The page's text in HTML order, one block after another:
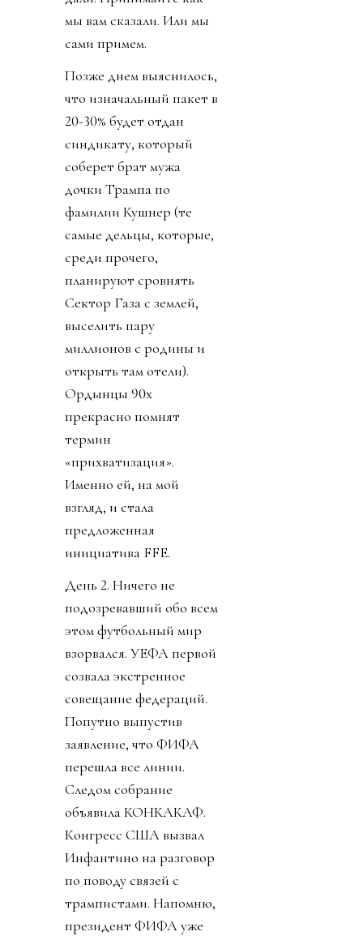
мы вам сказали. Или мы
сами примем.
Позже днем выяснилось,
что изначальный пакет в
20-30% будет отдан
синдикату, который
соберет брат мужа
дочки Трампа по
фамилии Кушнер (те
самые дельцы, которые,
среди прочего,
планируют сровнять
Сектор Газа с землей,
выселить пару
миллионов с родины и
открыть там отели).
Ордынцы 90х
прекрасно помнят
термин
«прихватизация».
Именно ей, на мой
взгляд, и стала
предложенная
инициатива FFE.
День 2. Ничего не
подозревавший обо всем
этом футбольный мир
взорвался. УЕФА первой
созвала экстренное
совещание федераций.
Попутно выпустив
заявление, что ФИФА
перешла все линии.
Следом собрание
объявила КОНКАКАФ.
Конгресс США вызвал
Инфантино на разговор
по поводу связей с
трампистами. Напомню,
президент ФИФА уже